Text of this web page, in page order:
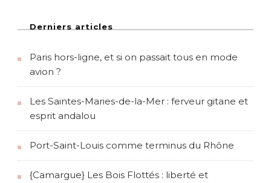
Derniers articles
Paris hors-ligne, et si on passait tous en mode
avion ?
Les Saintes-Maries-de-la-Mer : ferveur gitane et
esprit andalou
Port-Saint-Louis comme terminus du Rhône
{Camargue} Les Bois Flottés : liberté et